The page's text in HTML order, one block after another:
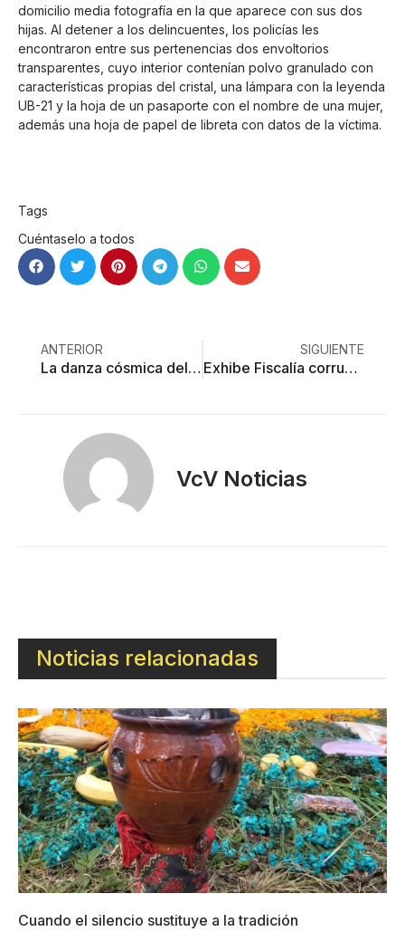
domicilio media fotografía en la que aparece con sus dos
hijas. Al detener a los delincuentes, los policías les
encontraron entre sus pertenencias dos envoltorios
transparentes, cuyo interior contenían polvo granulado con
características propias del cristal, una lámpara con la leyenda
UB-21 y la hoja de un pasaporte con el nombre de una mujer,
además una hoja de papel de libreta con datos de la víctima.
Tags
Cuéntaselo a todos
ANTERIOR
La danza cósmica del supertelescopio James Webb
SIGUIENTE
Exhibe Fiscalía corrupción de sus propios agentes: 5 detenidos
VcV Noticias
Noticias relacionadas
Cuando el silencio sustituye a la tradición